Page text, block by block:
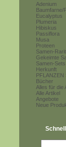
Adenium
Baumfarne/
Eucalyptus
Plumeria
Hibiskus
Passiflora
Musa
Proteen
Samen-
Gekeimte
Samen-Sets
Herkunft
PFLANZEN
Bücher
Alles für die
Alle Artikel
Angebote
Neue